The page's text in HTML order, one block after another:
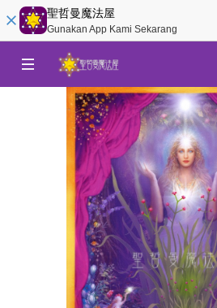
聖哲曼魔法屋
Gunakan App Kami Sekarang